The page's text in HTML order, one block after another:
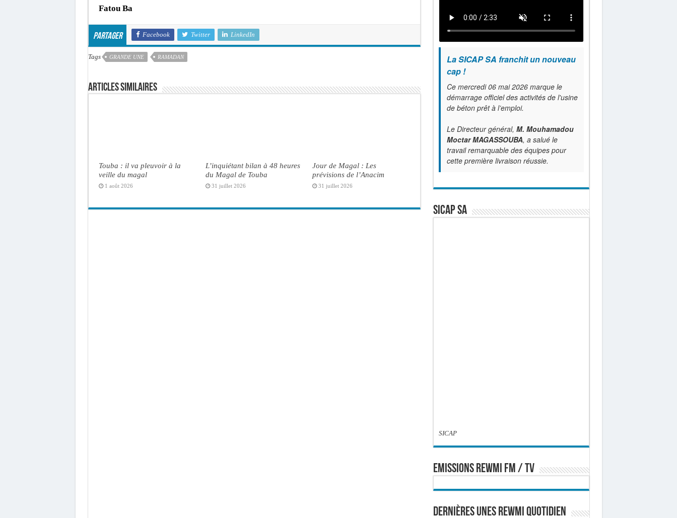
Fatou Ba
Partager Facebook Twitter LinkedIn
Tags GRANDE UNE RAMADAN
Articles similaires
Touba : il va pleuvoir à la
veille du magal
1 août 2026
L’inquiétant bilan à 48 heures
du Magal de Touba
31 juillet 2026
Jour de Magal : Les
prévisions de l’Anacim
31 juillet 2026
La SICAP SA franchit un nouveau
cap !
Ce mercredi 06 mai 2026 marque le
démarrage officiel des activités de l'usine
de béton prêt à l’emploi.
Le Directeur général, M. Mouhamadou
Moctar MAGASSOUBA, a salué le
travail remarquable des équipes pour
cette première livraison réussie.
SICAP SA
SICAP
EMISSIONS REWMI FM / TV
Dernières Unes Rewmi Quotidien